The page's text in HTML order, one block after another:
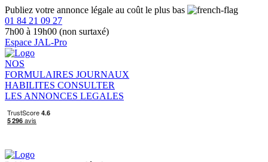
Publiez votre annonce légale au coût le plus bas
01 84 21 09 27
7h00 à 19h00 (non surtaxé)
Espace JAL-Pro
NOS
FORMULAIRES JOURNAUX
HABILITES CONSULTER
LES ANNONCES LEGALES